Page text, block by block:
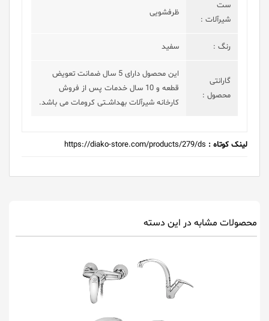
ست
شیرآلات :
ظرفشویی
رنگ : سفید
گارانتی
محصول :
این محصول دارای 5 سال ضمانت تعویض
قطعه و 10 سال خدمات پس از فروش
کارخانه شیرآلات بهداشــتی کرومات می باشد.
لینک کوتاه : https://diako-store.com/products/279/ds
محصولات مشابه در این دسته